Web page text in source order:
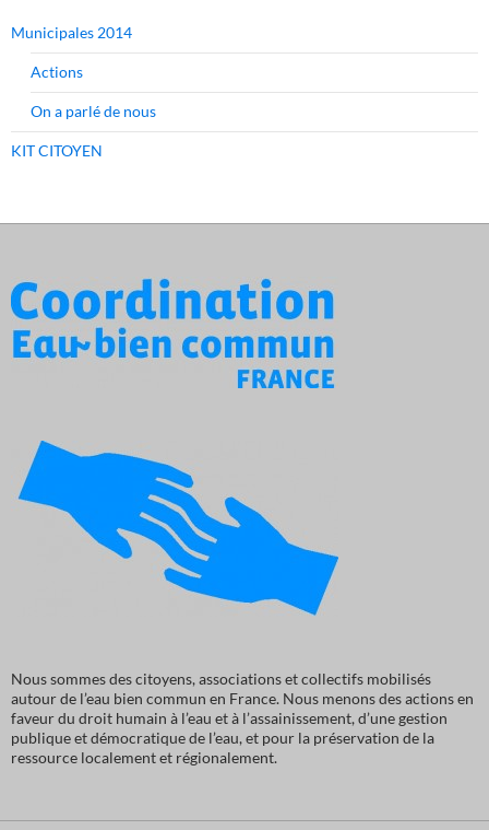
Municipales 2014
Actions
On a parlé de nous
KIT CITOYEN
Nous sommes des citoyens, associations et collectifs mobilisés
autour de l’eau bien commun en France. Nous menons des actions en
faveur du droit humain à l’eau et à l’assainissement, d’une gestion
publique et démocratique de l’eau, et pour la préservation de la
ressource localement et régionalement.